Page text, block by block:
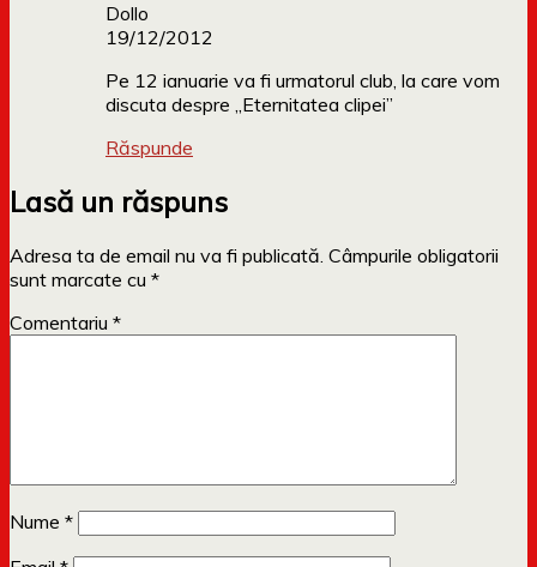
Dollo
19/12/2012
Pe 12 ianuarie va fi urmatorul club, la care vom
discuta despre „Eternitatea clipei”
Răspunde
Lasă un răspuns
Adresa ta de email nu va fi publicată. Câmpurile obligatorii
sunt marcate cu *
Comentariu *
Nume *